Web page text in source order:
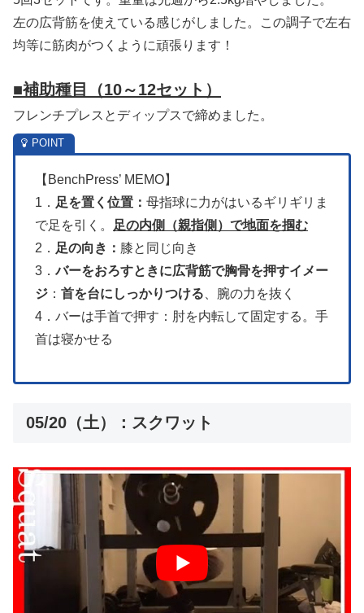
左の広背筋を使えている感じがしました。この調子で左右
均等に筋肉がつくように頑張ります！
■補助種目 （10～12セット）
フレンチプレスとディップスで締めました。
【BenchPress’ MEMO】
1． 足を置く位置： 母指球に力がはいるギリギリま
で足を引く。
足の内側（親指側）で地面を掴む
2． 足の向き： 膝と同じ向き
3．バーをおろすときに広背筋で胸骨を押すイメー
ジ ： 首を台にしっかりつける 、腕の力を抜く
4．バーは手首で押す：肘を内転して固定する。手
首は寝かせる
05/20（土）：スクワット